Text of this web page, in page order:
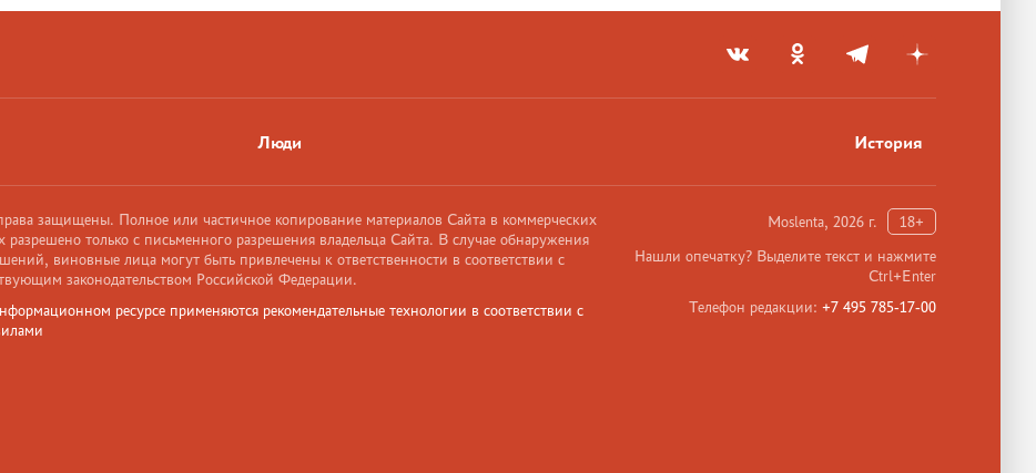
Люди История
Moslenta, 2026 г.
18+
Нашли опечатку? Выделите текст и нажмите
Ctrl+Enter
Телефон редакции: +7 495 785-17-00
защищены. Полное или частичное копирование материалов Сайта в коммерческих
разрешено только с письменного разрешения владельца Сайта. В случае обнаружения
виновные лица могут быть привлечены к ответственности в соответствии с
законодательством Российской Федерации.
ресурсе применяются рекомендательные технологии в соответствии с